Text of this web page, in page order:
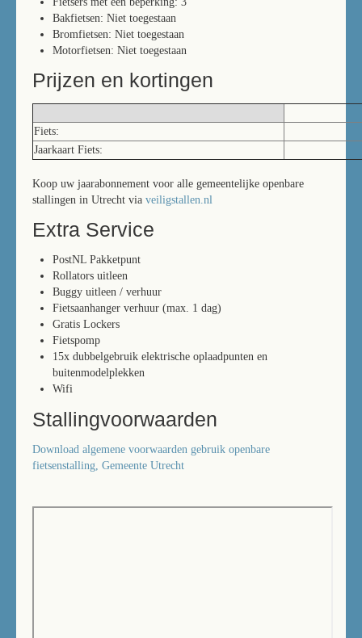
Bakfietsen: Niet toegestaan
Bromfietsen: Niet toegestaan
Motorfietsen: Niet toegestaan
Prijzen en kortingen
Fiets:
Jaarkaart Fiets:
Koop uw jaarabonnement voor alle gemeentelijke openbare
stallingen in Utrecht via veiligstallen.nl
Extra Service
PostNL Pakketpunt
Rollators uitleen
Buggy uitleen / verhuur
Fietsaanhanger verhuur (max. 1 dag)
Gratis Lockers
Fietspomp
15x dubbelgebruik elektrische oplaadpunten en
buitenmodelplekken
Wifi
Stallingvoorwaarden
Download algemene voorwaarden gebruik openbare
fietsenstalling, Gemeente Utrecht